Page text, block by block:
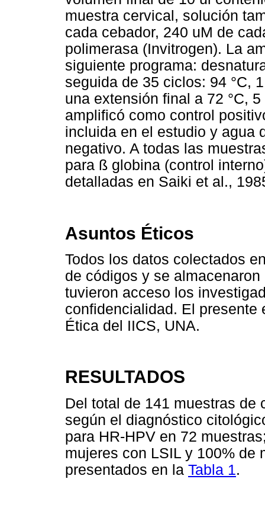
muestra cervical, solución
cada cebador, 240 uM de
polimerasa (Invitrogen). La
siguiente programa:
seguida de 35 ciclos: 94 °C,
una extensión final a 72 °C,
amplificó como control
incluida en el estudio y agua
negativo. A todas las
para ß globina (control
detalladas en Saiki et al.,
Asuntos Éticos
Todos los datos colectados
de códigos y se
tuvieron acceso los
confidencialidad. El presente
Ética del IICS, UNA.
RESULTADOS
Del total de 141 muestras de
según el diagnóstico
para HR-HPV en 72
mujeres con LSIL y 100% de
presentados en la Tabla 1.